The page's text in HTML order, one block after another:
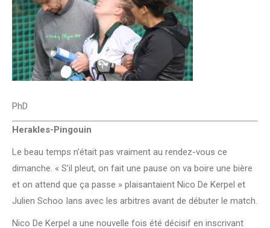
PhD
Herakles-Pingouin
Le beau temps n’était pas vraiment au rendez-vous ce
dimanche. « S’il pleut, on fait une pause on va boire une bière
et on attend que ça passe » plaisantaient Nico De Kerpel et
Julien Schoo Ians avec les arbitres avant de débuter le match.
Nico De Kerpel a une nouvelle fois été décisif en inscrivant